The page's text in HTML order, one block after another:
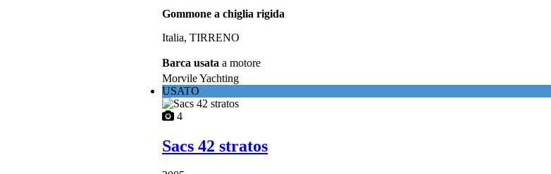
Gommone a chiglia rigida
Italia, TIRRENO
Barca usata a motore
Morvile Yachting
USATO
4
Sacs 42 stratos